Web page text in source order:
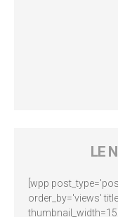
LE
[wpp
order_by='views'